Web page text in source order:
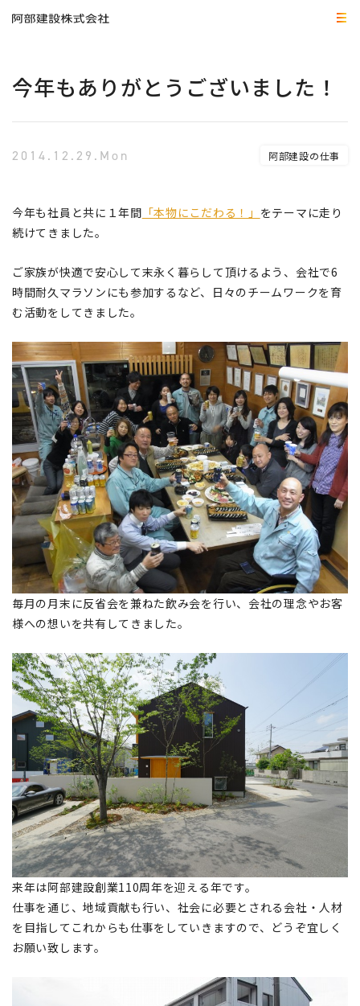
今年もありがとうございました！
2014.12.29.Mon 阿部建設の仕事
今年も社員と共に１年間 「本物にこだわる！」 をテーマに走り
続けてきました。
ご家族が快適で安心して末永く暮らして頂けるよう、会社で6
時間耐久マラソンにも参加するなど、日々のチームワークを育
む活動をしてきました。
毎月の月末に反省会を兼ねた飲み会を行い、会社の理念やお客
様への想いを共有してきました。
来年は阿部建設創業110周年を迎える年です。
仕事を通じ、地域貢献も行い、社会に必要とされる会社・人材
を目指してこれからも仕事をしていきますので、どうぞ宜しく
お願い致します。